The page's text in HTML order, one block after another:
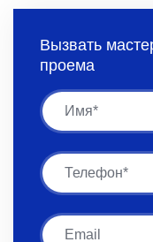
Вызвать
проема
Имя
Имя
Email